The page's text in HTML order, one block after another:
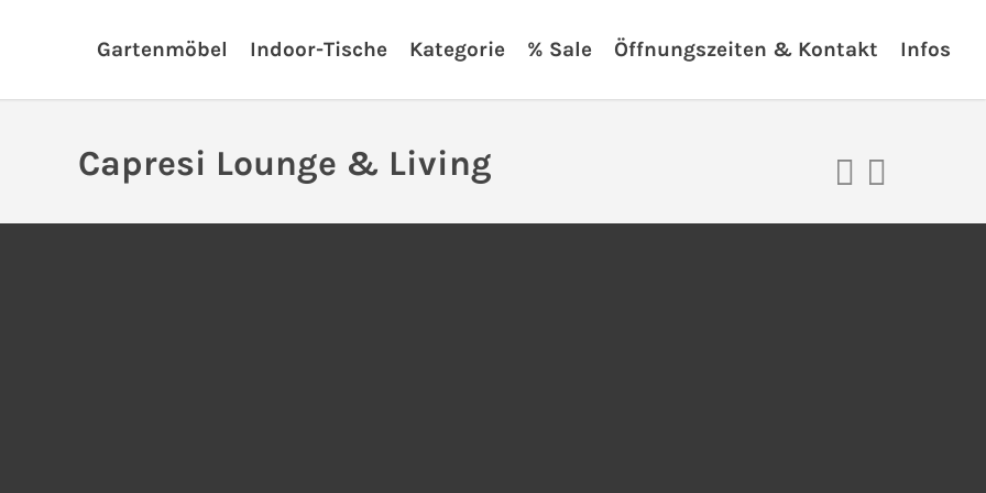
Gartenmöbel Indoor-Tische Kategorie % Sale Öffnungszeiten & Kontakt Infos
Capresi Lounge & Living